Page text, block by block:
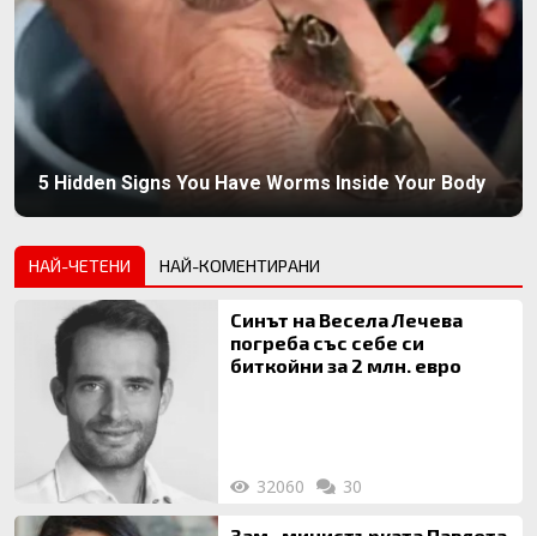
5 Hidden Signs You Have Worms Inside Your Body
НАЙ-ЧЕТЕНИ НАЙ-КОМЕНТИРАНИ
Синът на Весела Лечева
погреба със себе си
биткойни за 2 млн. евро
32060 30